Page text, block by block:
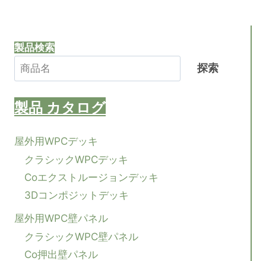
キ
ア
デ
ア
ジ
ナ
ビ
ゲ
ー
シ
ョ
ン
ー
製品検索
探索
製品 カタログ
屋外用WPCデッキ
クラシックWPCデッキ
Coエクストルージョンデッキ
3Dコンポジットデッキ
屋外用WPC壁パネル
クラシックWPC壁パネル
Co押出壁パネル